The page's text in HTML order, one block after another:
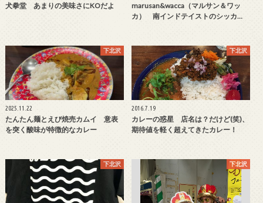
犬拳堂 あまりの美味さにKOだよ
marusan&wacca（マルサン＆ワッ
カ） 南インドテイストのシッカ…
下北沢
2025.11.22
たんたん麺とえび焼売カムイ 意表
を突く酸味が特徴的なカレー
下北沢
2016.7.19
カレーの惑星 店名は？だけど(笑)、
期待値を軽く超えてきたカレー！
下北沢 下北沢